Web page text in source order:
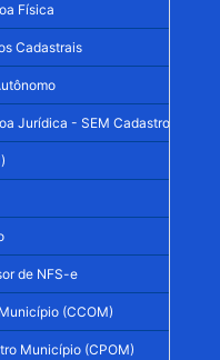
Física
Cadastrais
Jurídica - SEM Cadastro no
de NFS-e
(CCOM)
Município (CPOM)